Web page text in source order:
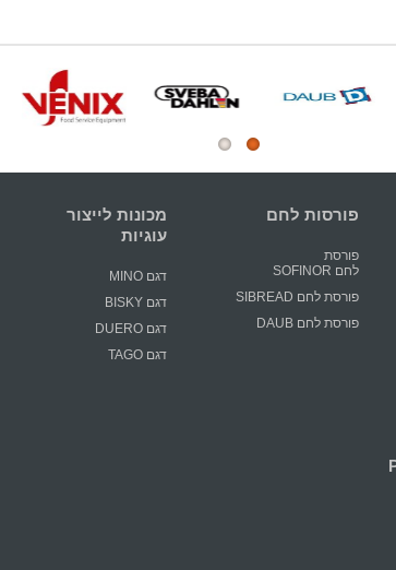
פורסות לחם
פורסת
לחם SOFINOR
פורסת לחם SIBREAD
פורסת לחם DAUB
מכונות לייצור
עוגיות
דגם MINO
דגם BISKY
דגם DUERO
דגם TAGO